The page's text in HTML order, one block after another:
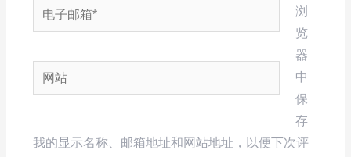
电
子
箱
*
网
站
浏
览
器
中
保
存
我的显示名称、邮箱地址和网站地址，以便下次评